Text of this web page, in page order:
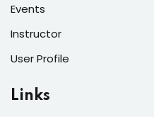
Events
Instructor
User Profile
Links